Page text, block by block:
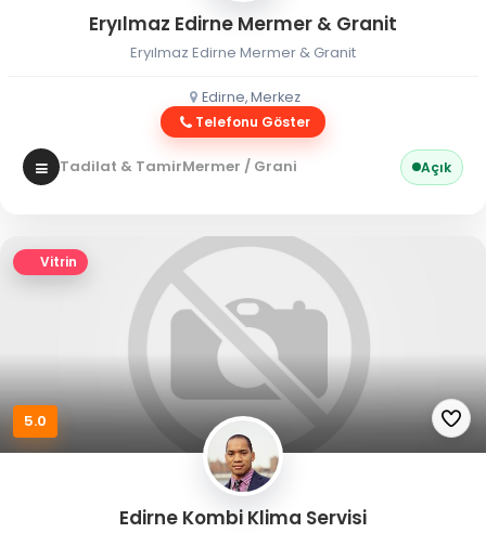
Eryılmaz Edirne Mermer & Granit
Eryılmaz Edirne Mermer & Granit
Edirne, Merkez
Telefonu Göster
Tadilat & TamirMermer / Granit Açık
Vitrin
5.0
Edirne Kombi Klima Servisi